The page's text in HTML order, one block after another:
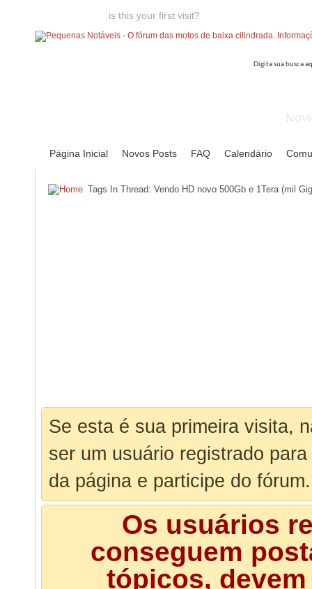
is this your first visit?
Página Inicial Novos Posts FAQ Calendário
Tags In Thread: Vendo HD novo 500Gb e 1Tera (mil
Se esta é sua primeira visita,
ser um usuário registrado
da página e participe do fórum.
Os usuários
conseguem
tópicos,